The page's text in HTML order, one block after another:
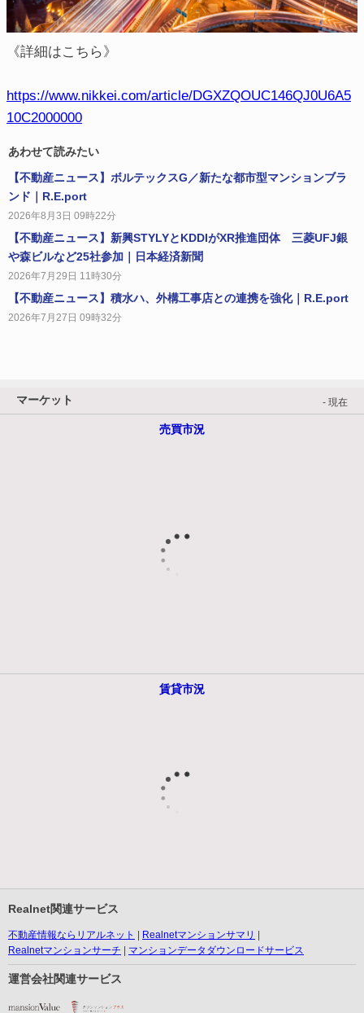
《詳細はこちら》
https://www.nikkei.com/article/DGXZQOUC146QJ0U6A5
10C2000000
あわせて読みたい
【不動産ニュース】ボルテックスG／新たな都市型マンションブラ
ンド｜R.E.port
2026年8月3日 09時22分
【不動産ニュース】新興STYLYとKDDIがXR推進団体 三菱UFJ銀
や森ビルなど25社参加｜日本経済新聞
2026年7月29日 11時30分
【不動産ニュース】積水ハ、外構工事店との連携を強化｜R.E.port
2026年7月27日 09時32分
マーケット - 現在
売買市況
賃貸市況
Realnet関連サービス
不動産情報ならリアルネット
Realnetマンションサマリ
Realnetマンションサーチ
マンションデータダウンロードサービス
運営会社関連サービス